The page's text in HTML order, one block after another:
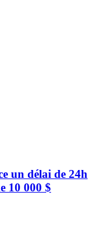
un délai de 24h
10 000 $